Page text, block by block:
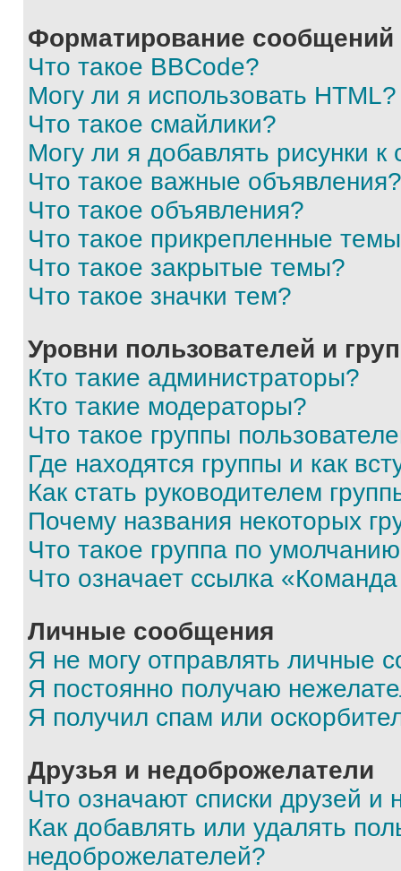
Форматирование
Что такое BBCode?
Могу ли я использовать HTML?
Что такое смайлики?
Могу ли я добавлять рисунки
Что такое важные объявления?
Что такое объявления?
Что такое прикрепленные
Что такое закрытые темы?
Что такое значки тем?
Уровни пользователей и
Кто такие администраторы?
Кто такие модераторы?
Что такое группы
Где находятся группы и как
Как стать руководителем
Почему названия некоторых
Что такое группа по
Что означает ссылка
Личные сообщения
Я не могу отправлять личные
Я постоянно получаю
Я получил спам или
Друзья и недоброжелатели
Что означают списки друзей и
Как добавлять или удалять
недоброжелателей?